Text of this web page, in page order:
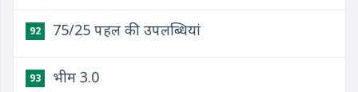
92 ​75/25 पहल की उपलब्धियां
93 ​भीम 3.0